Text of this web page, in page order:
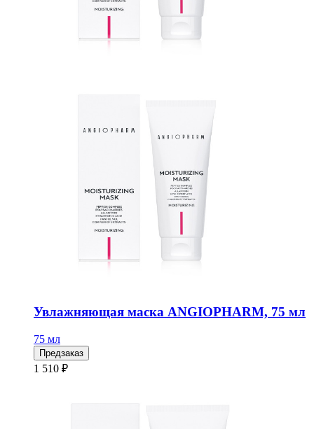
Увлажняющая маска ANGIOPHARM, 75 мл
75 мл
Предзаказ
1 510 ₽